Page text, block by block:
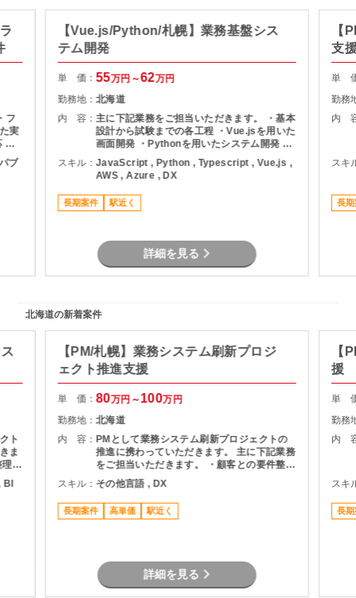
フ
実
・
ー
ブ
【Vue.js/Python/札幌】業務基盤シス
テム開発
単 価：55万円～62万円
勤務地：北海道
内 容：主に下記業務をご担当いただきます。 ・基本
設計から試験までの各工程 ・Vue.jsを用いた
画面開発 ・Pythonを用いたシステム開発 ・
既存機能の改善および機能追加対応 ・チーム
メンバーと連携した開発推進 ・各種テストお
よび品質確認対応
スキル：JavaScript , Python , Typescript , Vue.js ,
AWS , Azure , DX
長期案件 駅近く
詳細を見る
【
支
単
勤務
内
スキ
長期
北海道の新着案件
ト
ま
理
細
進
【PM/札幌】業務システム刷新プロジ
ェクト推進支援
単 価：80万円～100万円
勤務地：北海道
内 容： PMとして業務システム刷新プロジェクトの
推進に携わっていただきます。 主に下記業務
をご担当いただきます。 ・顧客との要件整
理・課題整理 ・プロジェクト計画の策定およ
び進捗管理 ・開発チームとの調整およびマネ
ジメント ・品質、課題、リスク管理 ・関係
者向け資料作成および各種報告 ・要件定義か
スキル： その他言語 , DX
長期案件 高単価 駅近く
詳細を見る
【
援
単
勤務
内
スキ
長期